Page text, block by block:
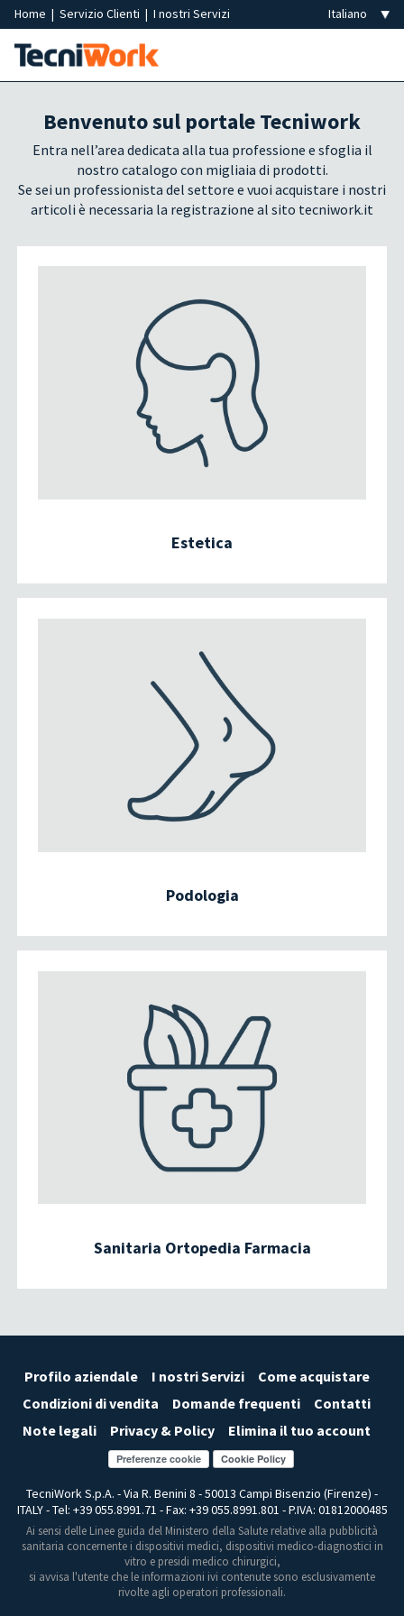
Home | Servizio Clienti | I nostri Servizi
Benvenuto sul portale Tecniwork
Entra nell’area dedicata alla tua professione e sfoglia il
nostro catalogo con migliaia di prodotti.
Se sei un professionista del settore e vuoi acquistare i nostri
articoli è necessaria la registrazione al sito tecniwork.it
Estetica
Podologia
Sanitaria Ortopedia Farmacia
Profilo aziendale I nostri Servizi
Come acquistare
Condizioni di vendita
Domande frequenti
Contatti
Note legali
Privacy & Policy Elimina il tuo account
Preferenze cookie
TecniWork S.p.A. - Via R. Benini 8 - 50013 Campi Bisenzio (Firenze) -
ITALY - Tel: +39 055.8991.71 - Fax: +39 055.8991.801 - P.IVA: 01812000485
Ai sensi delle Linee guida del Ministero della Salute relative alla pubblicità
sanitaria concernente i dispositivi medici, dispositivi medico-diagnostici in
vitro e presidi medico chirurgici,
si avvisa l'utente che le informazioni ivi contenute sono esclusivamente
rivolte agli operatori professionali.